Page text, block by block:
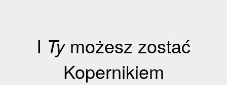
I Tymożesz zostać
Kopernikiem